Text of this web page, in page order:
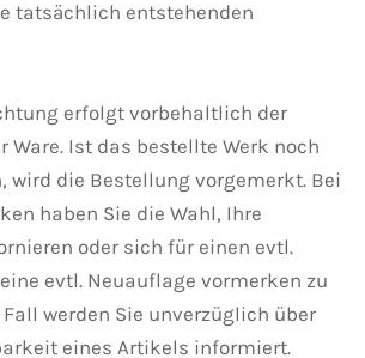
tatsächlich entstehenden
erfolgt vorbehaltlich der
Ware. Ist das bestellte Werk noch
wird die Bestellung vorgemerkt. Bei
haben Sie die Wahl, Ihre
oder sich für einen evtl.
evtl. Neuauflage vormerken zu
werden Sie unverzüglich über
eines Artikels informiert.